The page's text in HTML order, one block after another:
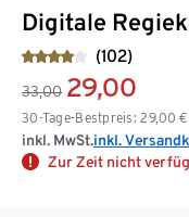
Digitale
(102)
33,00 29,00
30-Tage-Bestpreis: 29,00 €
inkl. MwSt.inkl.
Zur Zeit nicht